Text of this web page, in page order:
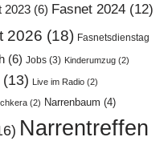
2023 (6) Fasnet 2024 (12)
2026 (18) Fasnetsdienstag
(6) Jobs (3) Kinderumzug (2)
(13) Live im Radio (2)
(2) Narrenbaum (4)
Narrentreffen